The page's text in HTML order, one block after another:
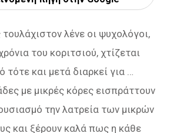
λένε οι ψυχολόγοι,
του κοριτσιού, χτίζεται
τότε και μετά διαρκεί για …
με μικρές κόρες εισπράττουν
την λατρεία των μικρών
και ξέρουν καλά πως η κάθε